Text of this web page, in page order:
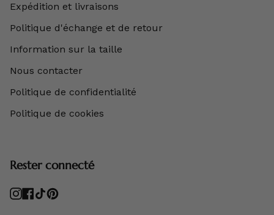
Expédition et livraisons
Politique d'échange et de retour
Information sur la taille
Nous contacter
Politique de confidentialité
Politique de cookies
Rester connecté
Instagram
Facebook
TikTokPinterest